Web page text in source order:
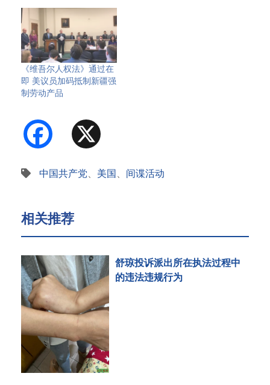
《维吾尔人权法》通过在
即 美议员加码抵制新疆强
制劳动产品
Facebook
中国共产党、 美国、 间谍活动
相关推荐
舒琼投诉派出所在执法过程中
的违法违规行为